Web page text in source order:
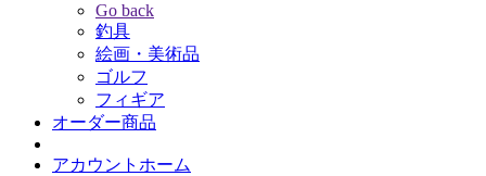
Go back
釣具
絵画・美術品
ゴルフ
フィギア
オーダー商品
アカウントホーム